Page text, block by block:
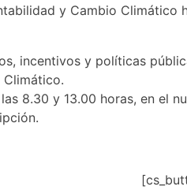
y Cambio
incentivos y políticas
8.30 y 13.00 horas, en el